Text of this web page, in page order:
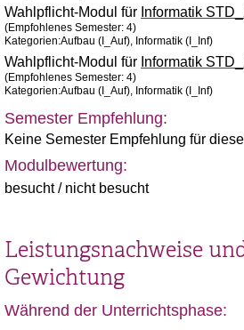
Wahlpflicht-Modul für Informatik
(Empfohlenes Semester: 4)
Kategorien:Aufbau (I_Auf), Informatik (I_Inf)
Wahlpflicht-Modul für Informatik
(Empfohlenes Semester: 4)
Kategorien:Aufbau (I_Auf), Informatik (I_Inf)
Semester Empfehlung:
Keine Semester Empfehlung für
Modulbewertung:
besucht / nicht besucht
Leistungsnachweise
Gewichtung
Während der Unterrichtsphase: